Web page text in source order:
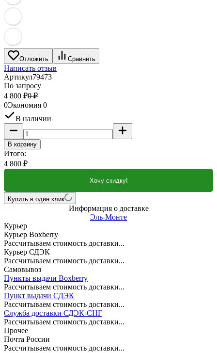
Отложить Сравнить
Написать отзыв
Артикул79473
По запросу
4 800 ₽0 ₽
0Экономия 0
В наличии
В корзину
Итого:
4 800 ₽
Хочу скидку!
Купить в один клик
Информация о доставке
Эль-Монте
Курьер
Курьер Boxberry
Рассчитываем стоимость доставки...
Курьер СДЭК
Рассчитываем стоимость доставки...
Самовывоз
Пункты выдачи Boxberry
Рассчитываем стоимость доставки...
Пункт выдачи СДЭК
Рассчитываем стоимость доставки...
Служба доставки СДЭК-СНГ
Рассчитываем стоимость доставки...
Прочее
Почта России
Рассчитываем стоимость доставки...